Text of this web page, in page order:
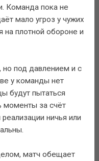
Команда пока не
мало угроз у чужих
на плотной обороне и
под давлением и с
у команды нет
будут пытаться
моменты за счёт
ничья или
матч обещает